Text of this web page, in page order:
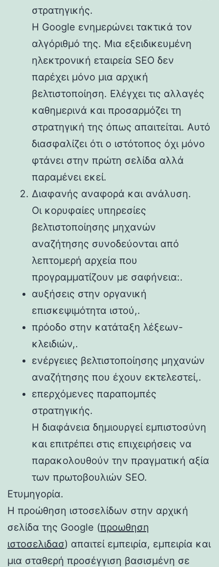
στρατηγικής.
Η Google ενημερώνει τακτικά τον
αλγόριθμό της. Μια εξειδικευμένη
ηλεκτρονική εταιρεία SEO δεν
παρέχει μόνο μια αρχική
βελτιστοποίηση. Ελέγχει τις αλλαγές
καθημερινά και προσαρμόζει τη
στρατηγική της όπως απαιτείται. Αυτό
διασφαλίζει ότι ο ιστότοπος όχι μόνο
φτάνει στην πρώτη σελίδα αλλά
παραμένει εκεί.
Διαφανής αναφορά και ανάλυση.
Οι κορυφαίες υπηρεσίες
βελτιστοποίησης μηχανών
αναζήτησης συνοδεύονται από
λεπτομερή αρχεία που
προγραμματίζουν με σαφήνεια:.
αυξήσεις στην οργανική
επισκεψιμότητα ιστού,.
πρόοδο στην κατάταξη λέξεων-
κλειδιών,.
ενέργειες βελτιστοποίησης μηχανών
αναζήτησης που έχουν εκτελεστεί,.
επερχόμενες παραπομπές
στρατηγικής.
Η διαφάνεια δημιουργεί εμπιστοσύνη
και επιτρέπει στις επιχειρήσεις να
παρακολουθούν την πραγματική αξία
των πρωτοβουλιών SEO.
Ετυμηγορία.
Η προώθηση ιστοσελίδων στην αρχική
σελίδα της Google (προωθηση
ιστοσελιδασ) απαιτεί εμπειρία, εμπειρία και
μια σταθερή προσέγγιση βασισμένη σε